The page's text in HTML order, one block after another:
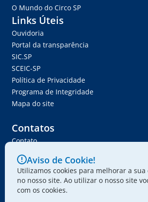
O Mundo do Circo SP
Links Úteis
Ouvidoria
Portal da transparência
SIC.SP
SCEIC-SP
Política de Privacidade
Programa de Integridade
Mapa do site
Contatos
Contato
Ser Fornecedor
Envie seu projeto
Aviso de Cookie!
Utilizamos cookies para melhorar a sua
no nosso site. Ao utilizar o nosso site
com os cookies.